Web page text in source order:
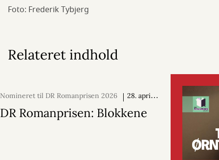
Foto: Frederik Tybjerg
Relateret indhold
Nomineret til DR Romanprisen 2026
28. april
2026
DR Romanprisen: Blokkene